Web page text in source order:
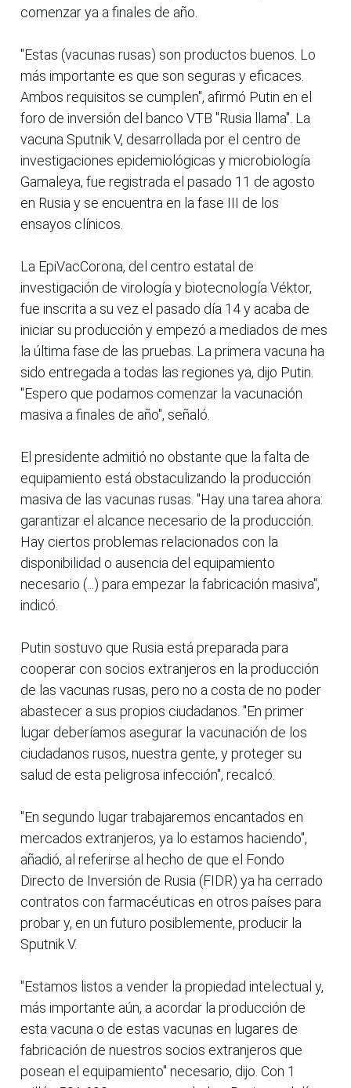
comenzar ya a finales de año.
"Estas (vacunas rusas) son productos buenos. Lo
más importante es que son seguras y eficaces.
Ambos requisitos se cumplen", afirmó Putin en el
foro de inversión del banco VTB "Rusia llama". La
vacuna Sputnik V, desarrollada por el centro de
investigaciones epidemiológicas y microbiología
Gamaleya, fue registrada el pasado 11 de agosto
en Rusia y se encuentra en la fase III de los
ensayos clínicos.
La EpiVacCorona, del centro estatal de
investigación de virología y biotecnología Véktor,
fue inscrita a su vez el pasado día 14 y acaba de
iniciar su producción y empezó a mediados de mes
la última fase de las pruebas. La primera vacuna ha
sido entregada a todas las regiones ya, dijo Putin.
"Espero que podamos comenzar la vacunación
masiva a finales de año", señaló.
El presidente admitió no obstante que la falta de
equipamiento está obstaculizando la producción
masiva de las vacunas rusas. "Hay una tarea ahora:
garantizar el alcance necesario de la producción.
Hay ciertos problemas relacionados con la
disponibilidad o ausencia del equipamiento
necesario (...) para empezar la fabricación masiva",
indicó.
Putin sostuvo que Rusia está preparada para
cooperar con socios extranjeros en la producción
de las vacunas rusas, pero no a costa de no poder
abastecer a sus propios ciudadanos. "En primer
lugar deberíamos asegurar la vacunación de los
ciudadanos rusos, nuestra gente, y proteger su
salud de esta peligrosa infección", recalcó.
"En segundo lugar trabajaremos encantados en
mercados extranjeros, ya lo estamos haciendo",
añadió, al referirse al hecho de que el Fondo
Directo de Inversión de Rusia (FIDR) ya ha cerrado
contratos con farmacéuticas en otros países para
probar y, en un futuro posiblemente, producir la
Sputnik V.
"Estamos listos a vender la propiedad intelectual y,
más importante aún, a acordar la producción de
esta vacuna o de estas vacunas en lugares de
fabricación de nuestros socios extranjeros que
posean el equipamiento" necesario, dijo. Con 1